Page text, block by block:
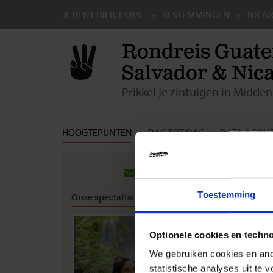
Toestemming
Optionele cookies en
We gebruiken cookies en
statistische analyses uit te
JE BENT HIER: HOME BESTEMMINGEN
Rondreis
Salvador &
Prikkel je zintuigen in
HOOGTEPUNTEN DAG TOT DAG DATA &
Onze specialisten
Start je
Atitlán
door
een
Ometepe